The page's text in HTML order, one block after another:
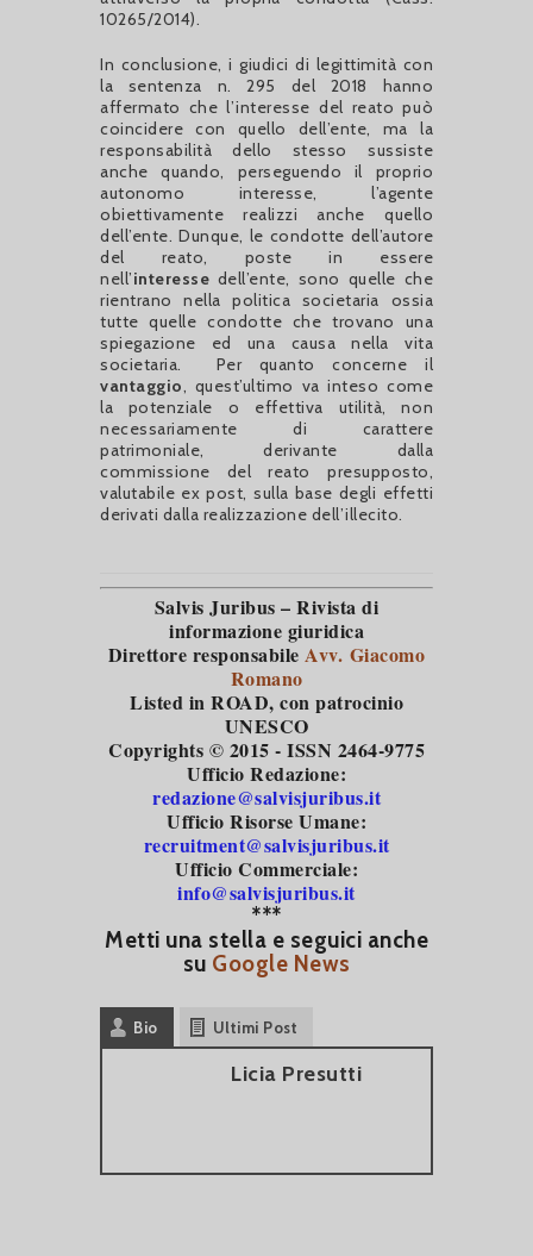
10265/2014).
In conclusione, i giudici di legittimità con
la sentenza n. 295 del 2018 hanno
affermato che l’interesse del reato può
coincidere con quello dell’ente, ma la
responsabilità dello stesso sussiste
anche quando, perseguendo il proprio
autonomo interesse, l’agente
obiettivamente realizzi anche quello
dell’ente. Dunque, le condotte dell’autore
del reato, poste in essere
nell’interesse dell’ente, sono quelle che
rientrano nella politica societaria ossia
tutte quelle condotte che trovano una
spiegazione ed una causa nella vita
societaria. Per quanto concerne il
vantaggio, quest’ultimo va inteso come
la potenziale o effettiva utilità, non
necessariamente di carattere
patrimoniale, derivante dalla
commissione del reato presupposto,
valutabile ex post, sulla base degli effetti
derivati dalla realizzazione dell’illecito.
Salvis Juribus – Rivista di
informazione giuridica
Direttore responsabileAvv. Giacomo
Romano
Listed in ROAD, con patrocinio
UNESCO
Copyrights © 2015 - ISSN 2464-9775
Ufficio Redazione:
redazione@salvisjuribus.it
Ufficio Risorse Umane:
recruitment@salvisjuribus.it
Ufficio Commerciale:
info@salvisjuribus.it
***
Metti una stella e seguici anche
su Google News
Bio Ultimi Post
Licia Presutti